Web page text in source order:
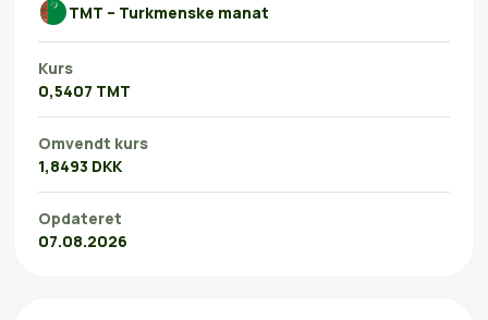
TMT – Turkmenske manat
Kurs
0,5407 TMT
Omvendt kurs
1,8493 DKK
Opdateret
07.08.2026